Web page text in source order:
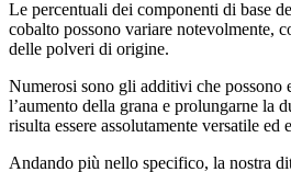
Le percentuali dei componenti di base
cobalto possono variare notevolmente,
delle polveri di origine.
Numerosi sono gli additivi che possono
l’aumento della grana e prolungarne la
risulta essere assolutamente versatile ed
Andando più nello specifico, la nostra